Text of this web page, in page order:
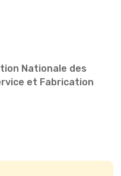
Nationale des
et Fabrication